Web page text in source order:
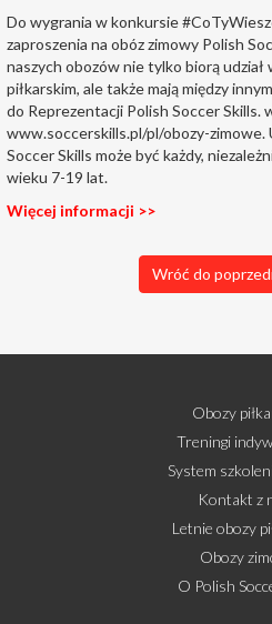
Do wygrania w konkursie
zaproszenia na obóz zimowy Polish
naszych obozów nie tylko biorą
piłkarskim, ale także mają między
do Reprezentacji Polish Soccer Skills.
www.soccerskills.pl/pl/obozy-zimowe.
Soccer Skills może być każdy,
wieku 7-19 lat.
Więcej informacji >>
Wróć do
Obozy
Treningi
System
Kontakt z
Letnie obozy
Obozy
O Polish